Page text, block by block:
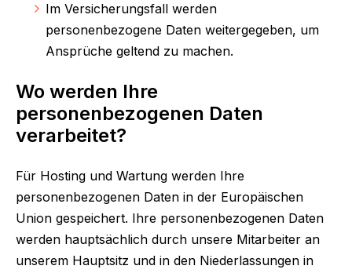
Im Versicherungsfall werden
personenbezogene Daten weitergegeben, um
Ansprüche geltend zu machen.
Wo werden Ihre
personenbezogenen Daten
verarbeitet?
Für Hosting und Wartung werden Ihre
personenbezogenen Daten in der Europäischen
Union gespeichert. Ihre personenbezogenen Daten
werden hauptsächlich durch unsere Mitarbeiter an
unserem Hauptsitz und in den Niederlassungen in